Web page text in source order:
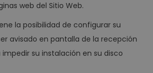
web del Sitio Web.
la posibilidad de configurar su
avisado en pantalla de la recepción
su instalación en su disco